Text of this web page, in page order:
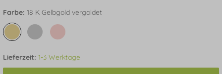
Farbe: 18 K Gelbgold vergoldet
Lieferzeit: 1-3 Werktage